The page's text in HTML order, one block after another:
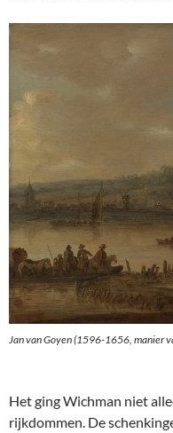
Jan van Goyen (1596-1656, manier
Het ging Wichman niet
rijkdommen. De